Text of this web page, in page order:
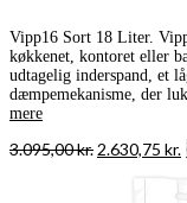
Vipp16 Sort 18 Liter.
køkkenet, kontoret eller
udtagelig inderspand, et
dæmpemekanisme, der
mere
3.095,00kr. Den
2.630,75 kr.